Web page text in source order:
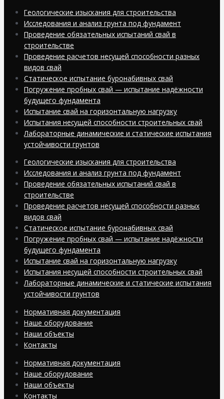
Геологические изыскания для строительства
Исследования и анализ грунта под фундамент
Проведение обязательных испытаний свай в
строительстве
Проведение расчетов несущей способности разных
видов свай
Статическое испытание буронабивных свай
Погружение пробных свай — испытание надёжности
будущего фундамента
Испытание свай на горизонтальную нагрузку
Испытания несущей способности строительных свай
Лабораторные динамические и статические испытания
устойчивости грунтов
Геологические изыскания для строительства
Исследования и анализ грунта под фундамент
Проведение обязательных испытаний свай в
строительстве
Проведение расчетов несущей способности разных
видов свай
Статическое испытание буронабивных свай
Погружение пробных свай — испытание надёжности
будущего фундамента
Испытание свай на горизонтальную нагрузку
Испытания несущей способности строительных свай
Лабораторные динамические и статические испытания
устойчивости грунтов
Нормативная документация
Наше оборудование
Наши объекты
Контакты
Нормативная документация
Наше оборудование
Наши объекты
Контакты